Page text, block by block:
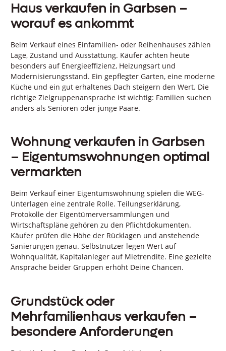
Haus verkaufen in Garbsen –
worauf es ankommt
Beim Verkauf eines Einfamilien- oder Reihenhauses zählen
Lage, Zustand und Ausstattung. Käufer achten heute
besonders auf Energieeffizienz, Heizungsart und
Modernisierungsstand. Ein gepflegter Garten, eine moderne
Küche und ein gut erhaltenes Dach steigern den Wert. Die
richtige Zielgruppenansprache ist wichtig: Familien suchen
anders als Senioren oder junge Paare.
Wohnung verkaufen in Garbsen
– Eigentumswohnungen optimal
vermarkten
Beim Verkauf einer Eigentumswohnung spielen die WEG-
Unterlagen eine zentrale Rolle. Teilungserklärung,
Protokolle der Eigentümerversammlungen und
Wirtschaftspläne gehören zu den Pflichtdokumenten.
Käufer prüfen die Höhe der Rücklagen und anstehende
Sanierungen genau. Selbstnutzer legen Wert auf
Wohnqualität, Kapitalanleger auf Mietrendite. Eine gezielte
Ansprache beider Gruppen erhöht Deine Chancen.
Grundstück oder
Mehrfamilienhaus verkaufen –
besondere Anforderungen